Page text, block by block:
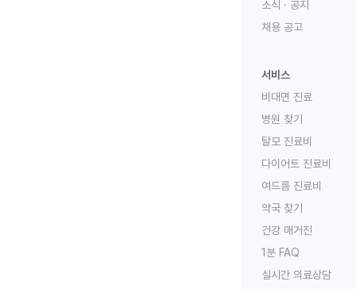
소식 · 공지
채용 공고
서비스
비대면 진료
병원 찾기
탈모 진료비
다이어트 진료비
여드름 진료비
약국 찾기
건강 매거진
1분 FAQ
실시간 의료상담